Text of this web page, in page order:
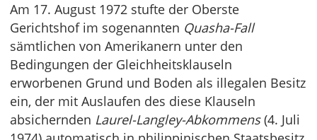
Am 17. August 1972 stufte der Oberste
Gerichtshof im sogenannten Quasha-Fall
sämtlichen von Amerikanern unter den
Bedingungen der Gleichheitsklauseln
erworbenen Grund und Boden als illegalen Besitz
ein, der mit Auslaufen des diese Klauseln
absichernden Laurel-Langley-Abkommens(4. Juli